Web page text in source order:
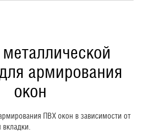
армирования
окон
ПВХ окон в зависимости от